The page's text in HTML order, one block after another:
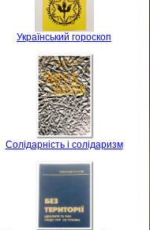
Український гороскоп
Солідарність і солідаризм